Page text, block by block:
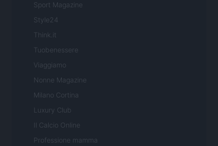
Sport Magazine
Style24
Think.it
Tuobenessere
Viaggiamo
Nonne Magazine
Milano Cortina
Luxury Club
Il Calcio Online
Professione mamma